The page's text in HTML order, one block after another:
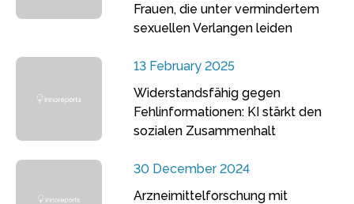
Frauen, die unter vermindertem
sexuellen Verlangen leiden
13 February 2025
Widerstandsfähig gegen
Fehlinformationen: KI stärkt den
sozialen Zusammenhalt
30 December 2024
Arzneimittelforschung mit